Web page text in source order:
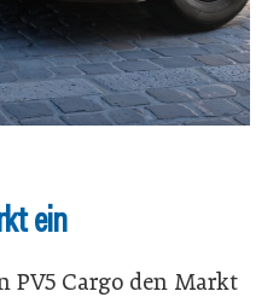
ein
PV5 Cargo den Markt